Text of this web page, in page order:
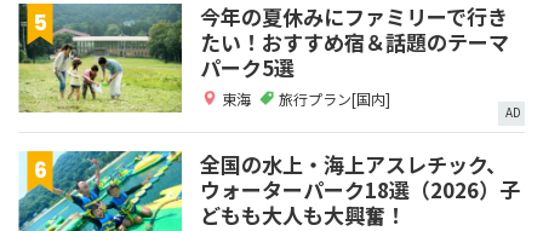
今年の夏休みにファミリーで行き
たい！おすすめ宿＆話題のテーマ
パーク5選
東海 旅行プラン[国内]
AD
全国の水上・海上アスレチック、
ウォーターパーク18選（2026）子
どもも大人も大興奮！